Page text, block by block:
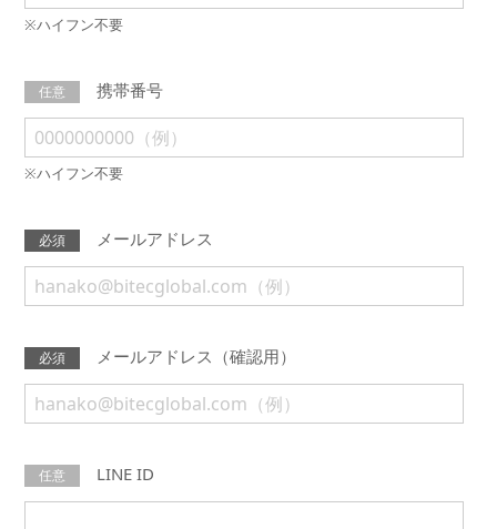
※ハイフン不要
任意 携帯番号
※ハイフン不要
必須 メールアドレス
必須 メールアドレス（確認用）
任意 LINE ID